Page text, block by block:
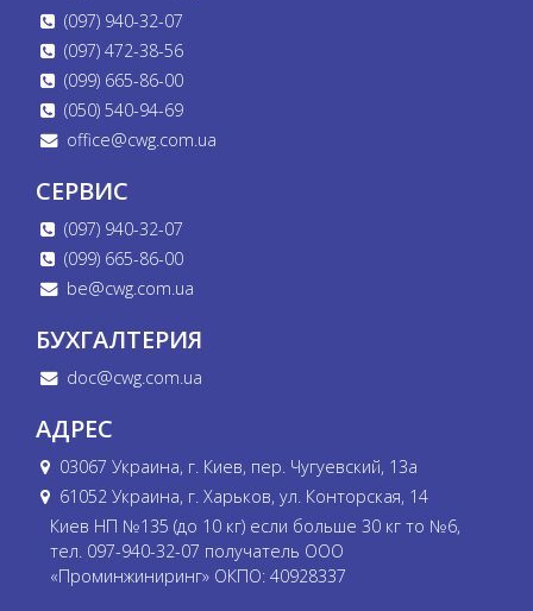
(097) 940-32-07
(097) 472-38-56
(099) 665-86-00
(050) 540-94-69
office@cwg.com.ua
СЕРВИС
(097) 940-32-07
(099) 665-86-00
be@cwg.com.ua
БУХГАЛТЕРИЯ
doc@cwg.com.ua
АДРЕС
03067 Украина, г. Киев, пер. Чугуевский, 13а
61052 Украина, г. Харьков, ул. Конторская, 14
Киев НП №135 (до 10 кг) если больше 30 кг то №6,
тел. 097-940-32-07 получатель ООО
«Проминжиниринг» ОКПО: 40928337